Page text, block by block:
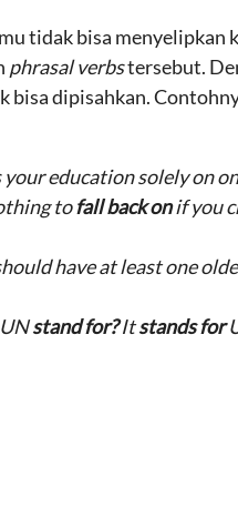
tidak bisa menyelipkan
phrasal verbstersebut.
bisa dipisahkan.
your education solely on
tofall back onif you
have at least one
stand for?Itstands for